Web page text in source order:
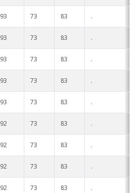
93 73 83 .
93 73 83 .
93 73 83 .
93 73 83 .
93 73 83 .
92 73 83 .
92 73 83 .
92 73 83 .
92 73 83 .